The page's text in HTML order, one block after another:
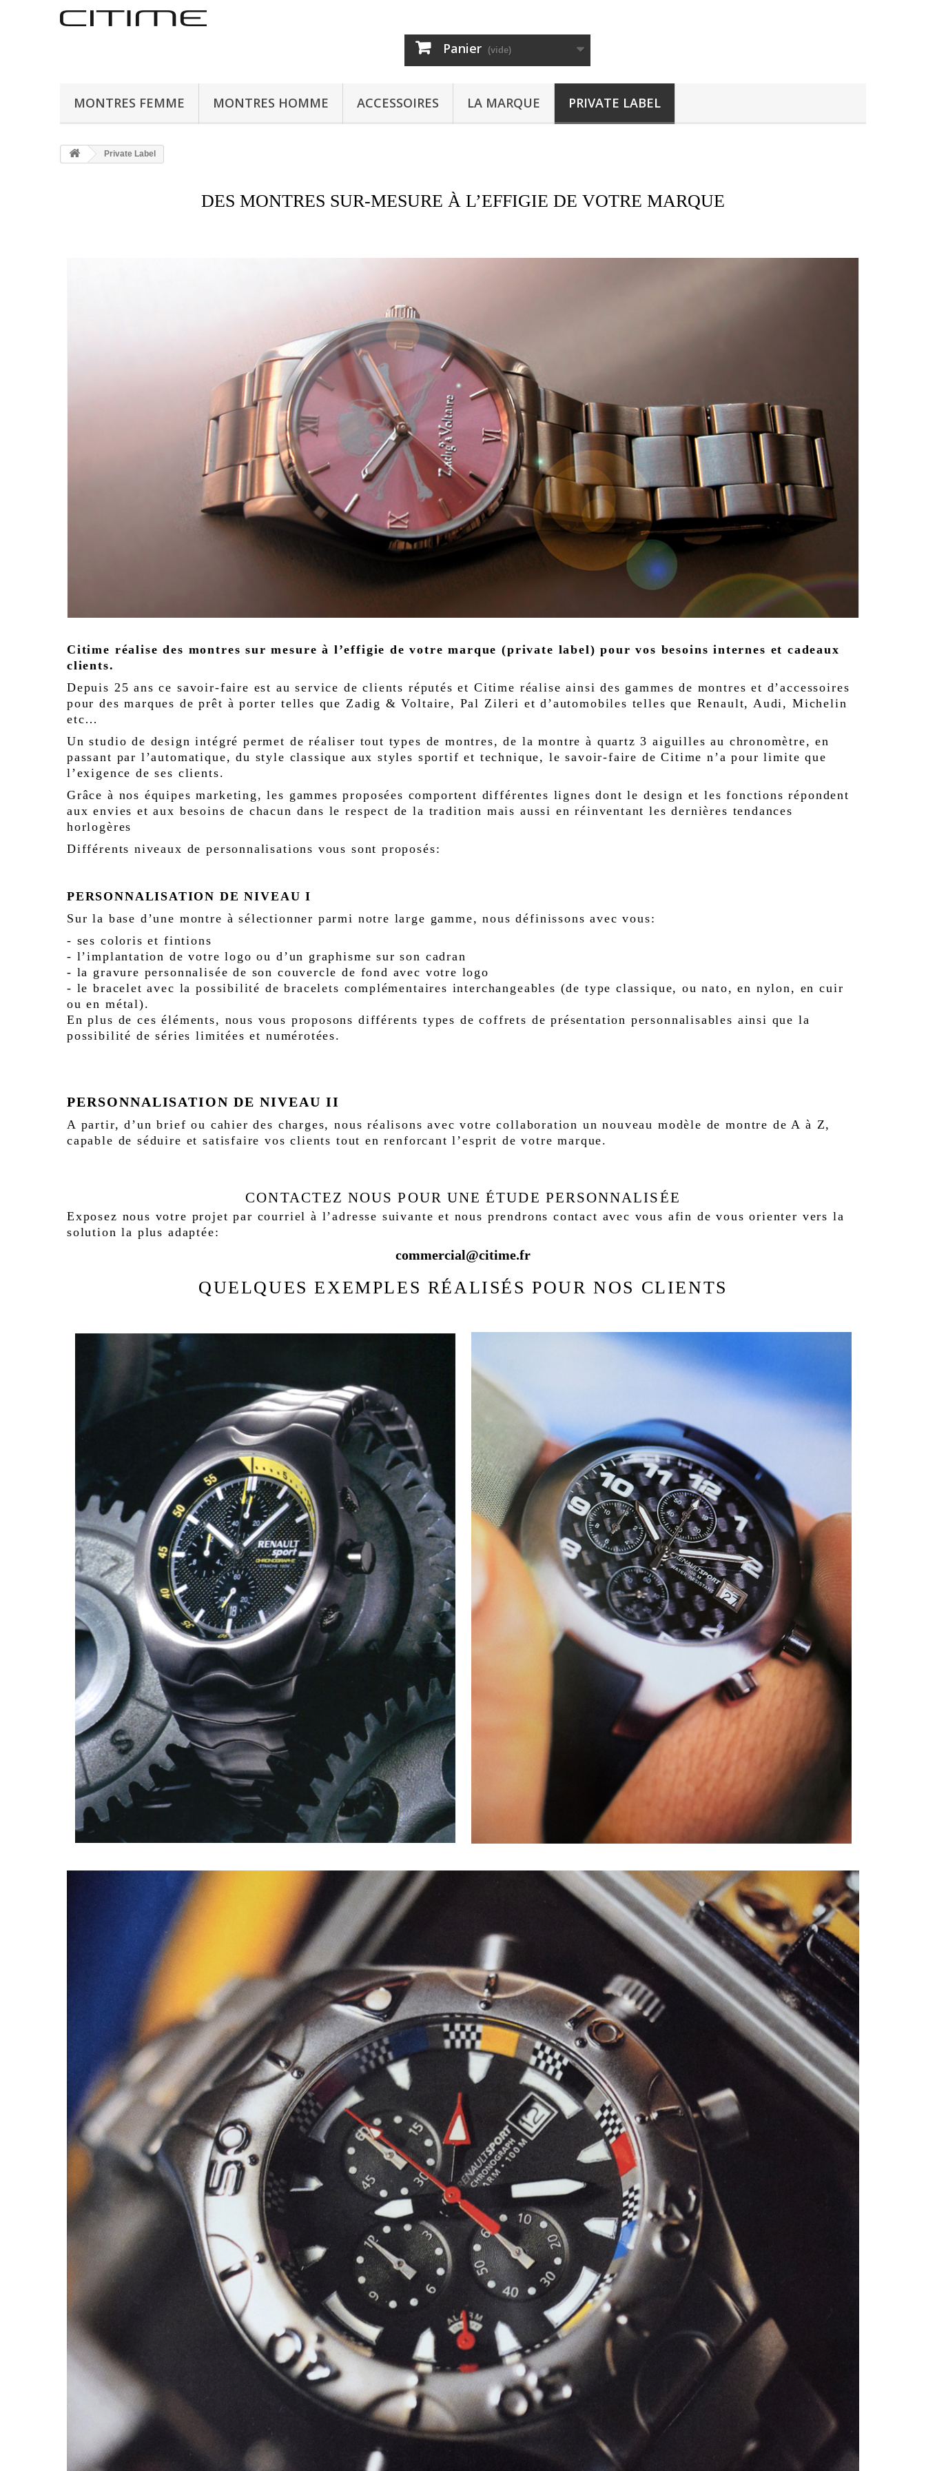
Panier (vide)
MONTRES FEMME MONTRES HOMME ACCESSOIRES LA MARQUE PRIVATE LABEL
Private Label
DES MONTRES SUR-MESURE À L’EFFIGIE DE VOTRE MARQUE
Citime réalise des montres sur mesure à l’effigie de votre marque (private label) pour vos besoins internes et cadeaux
clients.
Depuis 25 ans ce savoir-faire est au service de clients réputés et Citime réalise ainsi des gammes de montres et d’accessoires
pour des marques de prêt à porter telles que Zadig & Voltaire, Pal Zileri et d’automobiles telles que Renault, Audi, Michelin
etc…
Un studio de design intégré permet de réaliser tout types de montres, de la montre à quartz 3 aiguilles au chronomètre, en
passant par l’automatique, du style classique aux styles sportif et technique, le savoir-faire de Citime n’a pour limite que
l’exigence de ses clients.
Grâce à nos équipes marketing, les gammes proposées comportent différentes lignes dont le design et les fonctions répondent
aux envies et aux besoins de chacun dans le respect de la tradition mais aussi en réinventant les dernières tendances
horlogères
Différents niveaux de personnalisations vous sont proposés:
PERSONNALISATION DE NIVEAU I
Sur la base d’une montre à sélectionner parmi notre large gamme, nous définissons avec vous:
- ses coloris et fintions
- l’implantation de votre logo ou d’un graphisme sur son cadran
- la gravure personnalisée de son couvercle de fond avec votre logo
- le bracelet avec la possibilité de bracelets complémentaires interchangeables (de type classique, ou nato, en nylon, en cuir
ou en métal).
En plus de ces éléments, nous vous proposons différents types de coffrets de présentation personnalisables ainsi que la
possibilité de séries limitées et numérotées.
PERSONNALISATION DE NIVEAU II
A partir, d’un brief ou cahier des charges, nous réalisons avec votre collaboration un nouveau modèle de montre de A à Z,
capable de séduire et satisfaire vos clients tout en renforcant l’esprit de votre marque.
CONTACTEZ NOUS POUR UNE ÉTUDE PERSONNALISÉE
Exposez nous votre projet par courriel à l’adresse suivante et nous prendrons contact avec vous afin de vous orienter vers la
solution la plus adaptée:
commercial@citime.fr
QUELQUES EXEMPLES RÉALISÉS POUR NOS CLIENTS